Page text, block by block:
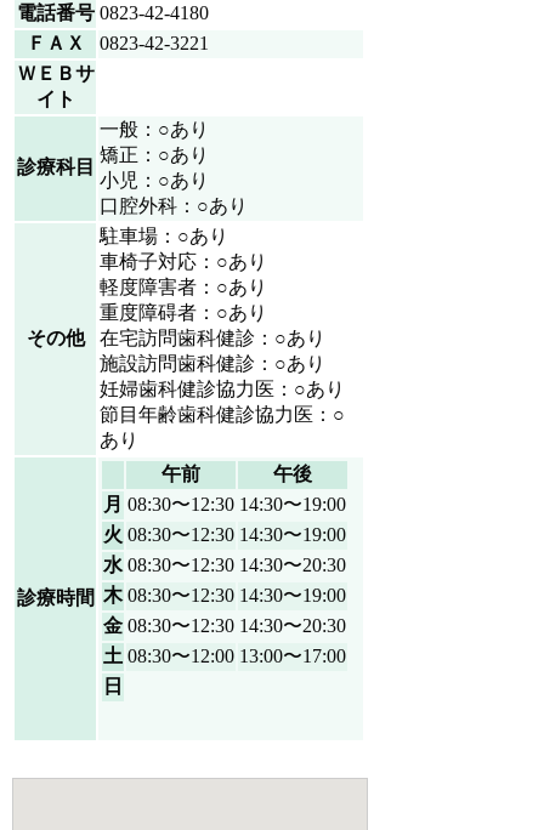
電話番号 0823-42-4180
ＦＡＸ
0823-42-3221
ＷＥＢサ
イト
診療科目
一般：○あり
矯正：○あり
小児：○あり
口腔外科：○あり
その他
駐車場：○あり
車椅子対応：○あり
軽度障害者：○あり
重度障碍者：○あり
在宅訪問歯科健診：○あり
施設訪問歯科健診：○あり
妊婦歯科健診協力医：○あり
節目年齢歯科健診協力医：○
あり
診療時間
午前
午後
月 08:30〜12:30 14:30〜19:00
火 08:30〜12:30 14:30〜19:00
水 08:30〜12:30 14:30〜20:30
木 08:30〜12:30 14:30〜19:00
金 08:30〜12:30 14:30〜20:30
土 08:30〜12:00 13:00〜17:00
日